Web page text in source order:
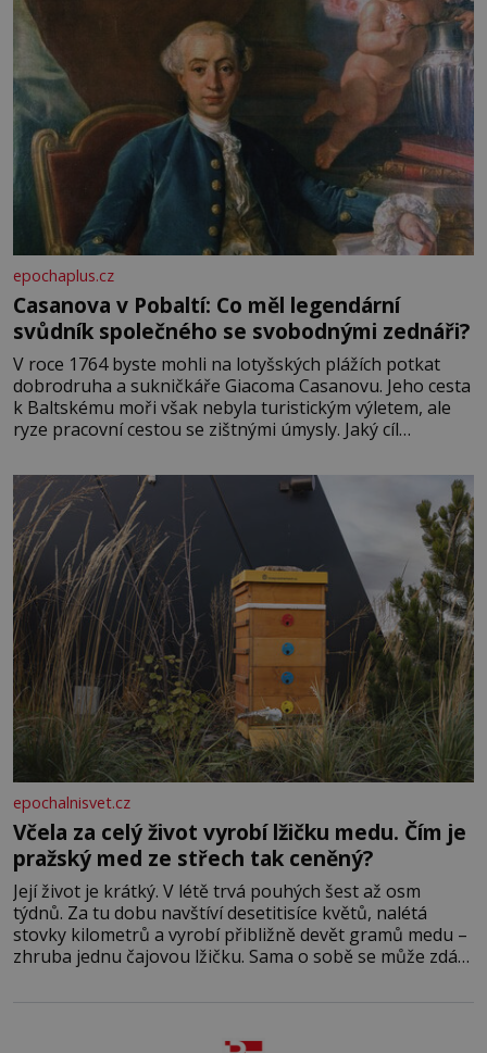
epochaplus.cz
Casanova v Pobaltí: Co měl legendární
svůdník společného se svobodnými zednáři?
V roce 1764 byste mohli na lotyšských plážích potkat
dobrodruha a sukničkáře Giacoma Casanovu. Jeho cesta
k Baltskému moři však nebyla turistickým výletem, ale
ryze pracovní cestou se zištnými úmysly. Jaký cíl
lotyšské Rigy? Casanova v Pobaltí kontaktoval tamní
zednářské lóže. Nebyl v této oblasti žádným nováčkem,
protože do zednářské
epochalnisvet.cz
Včela za celý život vyrobí lžičku medu. Čím je
pražský med ze střech tak ceněný?
Její život je krátký. V létě trvá pouhých šest až osm
týdnů. Za tu dobu navštíví desetitisíce květů, nalétá
stovky kilometrů a vyrobí přibližně devět gramů medu –
zhruba jednu čajovou lžičku. Sama o sobě se může zdát